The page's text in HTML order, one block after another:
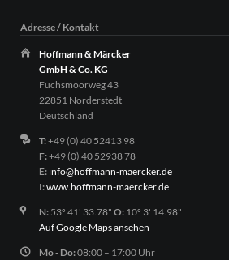
Adresse / Kontakt
Hoffmann & Märcker
GmbH & Co. KG
Fuchsmoorweg 43
22851 Norderstedt
Deutschland
T:+49 (0) 40 52413 98
F:+49 (0) 40 52938 78
E:info@hoffmann-maercker.de
I:www.hoffmann-maercker.de
N:53º 41' 33.78" O:10º 3' 14.98"
Auf Google Maps ansehen
Mo - Do:08:00 – 17:00 Uhr